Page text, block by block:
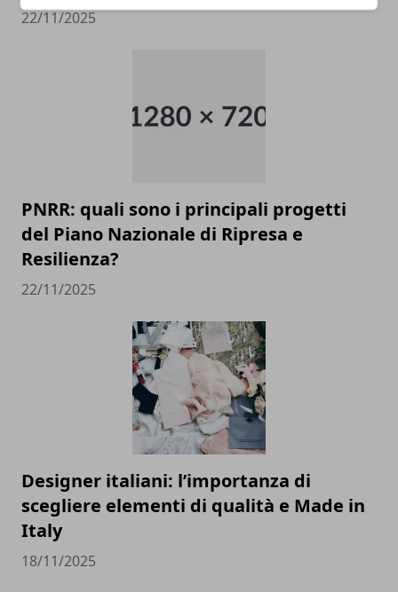
22/11/2025
PNRR: quali sono i principali progetti
del Piano Nazionale di Ripresa e
Resilienza?
22/11/2025
Designer italiani: l’importanza di
scegliere elementi di qualità e Made in
Italy
18/11/2025